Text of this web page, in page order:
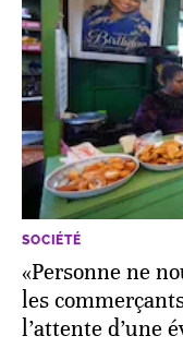
SOCIÉTÉ
«Personne ne
les
l’attente d’une